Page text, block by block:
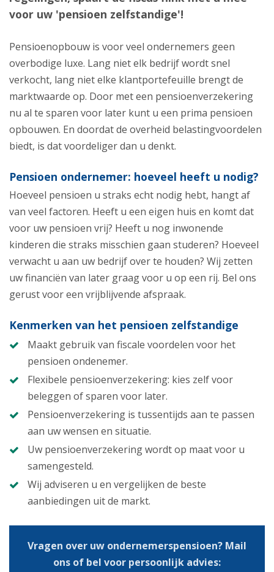
voor uw 'pensioen zelfstandige'!
Pensioenopbouw is voor veel ondernemers geen
overbodige luxe. Lang niet elk bedrijf wordt snel
verkocht, lang niet elke klantportefeuille brengt de
marktwaarde op. Door met een pensioenverzekering
nu al te sparen voor later kunt u een prima pensioen
opbouwen. En doordat de overheid belastingvoordelen
biedt, is dat voordeliger dan u denkt.
Pensioen ondernemer: hoeveel heeft u nodig?
Hoeveel pensioen u straks echt nodig hebt, hangt af
van veel factoren. Heeft u een eigen huis en komt dat
voor uw pensioen vrij? Heeft u nog inwonende
kinderen die straks misschien gaan studeren? Hoeveel
verwacht u aan uw bedrijf over te houden? Wij zetten
uw financiën van later graag voor u op een rij. Bel ons
gerust voor een vrijblijvende afspraak.
Kenmerken van het pensioen zelfstandige
Maakt gebruik van fiscale voordelen voor het
pensioen ondenemer.
Flexibele pensioenverzekering: kies zelf voor
beleggen of sparen voor later.
Pensioenverzekering is tussentijds aan te passen
aan uw wensen en situatie.
Uw pensioenverzekering wordt op maat voor u
samengesteld.
Wij adviseren u en vergelijken de beste
aanbiedingen uit de markt.
Vragen over uw ondernemerspensioen? Mail
ons of bel voor persoonlijk advies: